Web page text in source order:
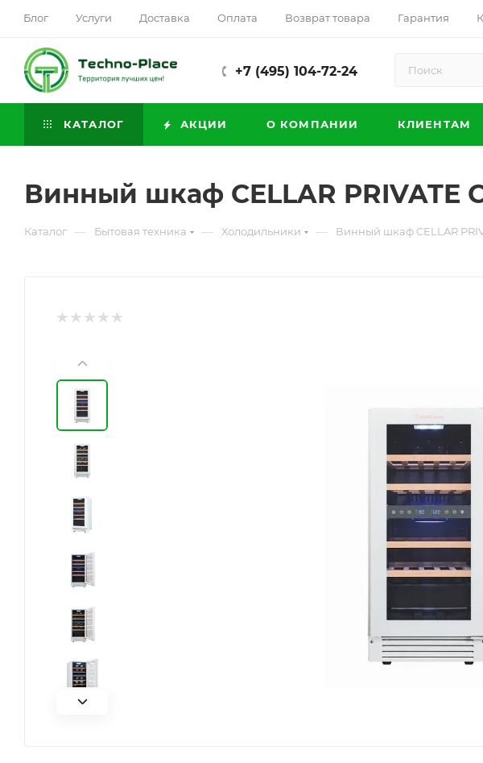
Блог Услуги Доставка Оплата Возврат товара Гарантия
+7 (495) 104-72-24
КАТАЛОГ АКЦИИ О КОМПАНИИ КЛИЕНТАМ
Винный шкаф CELLAR PRIVATE
Каталог — Бытовая техника — Холодильники — Винный шкаф CELLAR